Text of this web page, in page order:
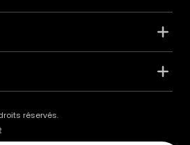
droits réservés.